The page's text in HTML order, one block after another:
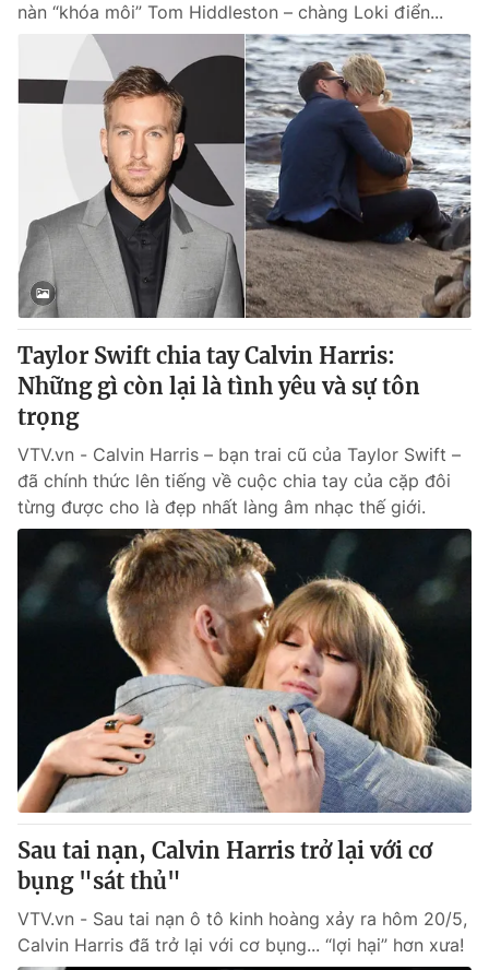
nàn “khóa môi” Tom Hiddleston – chàng Loki điển...
Taylor Swift chia tay Calvin Harris:
Những gì còn lại là tình yêu và sự tôn
trọng
VTV.vn - Calvin Harris – bạn trai cũ của Taylor Swift –
đã chính thức lên tiếng về cuộc chia tay của cặp đôi
từng được cho là đẹp nhất làng âm nhạc thế giới.
Sau tai nạn, Calvin Harris trở lại với cơ
bụng "sát thủ"
VTV.vn - Sau tai nạn ô tô kinh hoàng xảy ra hôm 20/5,
Calvin Harris đã trở lại với cơ bụng... “lợi hại” hơn xưa!